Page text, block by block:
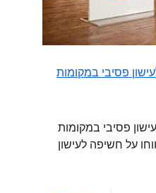
פסיבי במקומות
פסיבי במקומות
מהם דיווחו על חשיפה לעישון